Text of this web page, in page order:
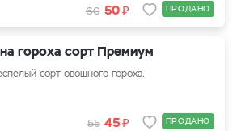
60 50₽ ПРОДАНО
гороха сорт Премиум
сорт овощного гороха.
55 45₽ ПРОДАНО